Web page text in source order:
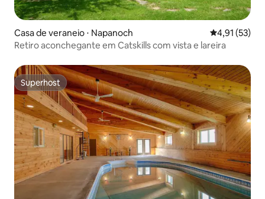
Casa de veraneio ⋅ Napanoch 4,91 de uma
4,91 (53)
Retiro aconchegante em Catskills com vista e lareira
Superhost
Superhost